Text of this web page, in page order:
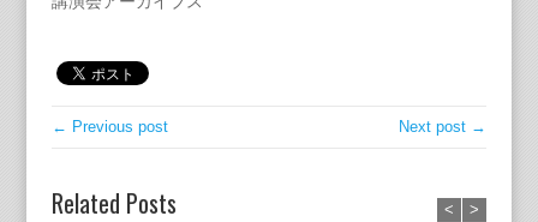
← Previous post Next post →
Related Posts < >